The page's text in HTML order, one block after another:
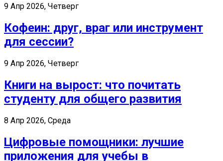
9 Апр 2026, Четверг
Кофеин: друг, враг или инструмент
для сессии?
9 Апр 2026, Четверг
Книги на вырост: что почитать
студенту для общего развития
8 Апр 2026, Среда
Цифровые помощники: лучшие
приложения для учебы в